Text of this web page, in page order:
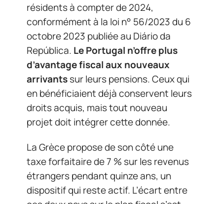
résidents à compter de 2024,
conformément à la loi n° 56/2023 du 6
octobre 2023 publiée au Diário da
República. Le Portugal n’offre plus
d’avantage fiscal aux nouveaux
arrivantssur leurs pensions. Ceux qui
en bénéficiaient déjà conservent leurs
droits acquis, mais tout nouveau
projet doit intégrer cette donnée.
La Grèce propose de son côté une
taxe forfaitaire de 7 % sur les revenus
étrangers pendant quinze ans, un
dispositif qui reste actif. L’écart entre